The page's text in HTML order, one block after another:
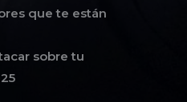
que te están
sobre tu